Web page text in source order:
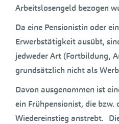
Arbeitslosengeld bezogen
Da eine Pensionistin oder
Erwerbstätigkeit ausübt,
jedweder Art (Fortbildung,
grundsätzlich nicht als
Davon ausgenommen ist
ein Frühpensionist, die bzw.
Wiedereinstieg anstrebt.